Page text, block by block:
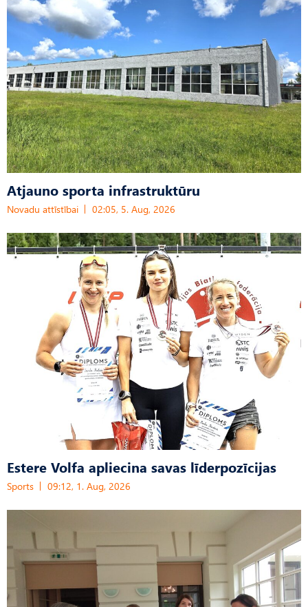
Atjauno sporta infrastruktūru
Novadu attīstībai 02:05, 5. Aug, 2026
Estere Volfa apliecina savas līderpozīcijas
Sports 09:12, 1. Aug, 2026